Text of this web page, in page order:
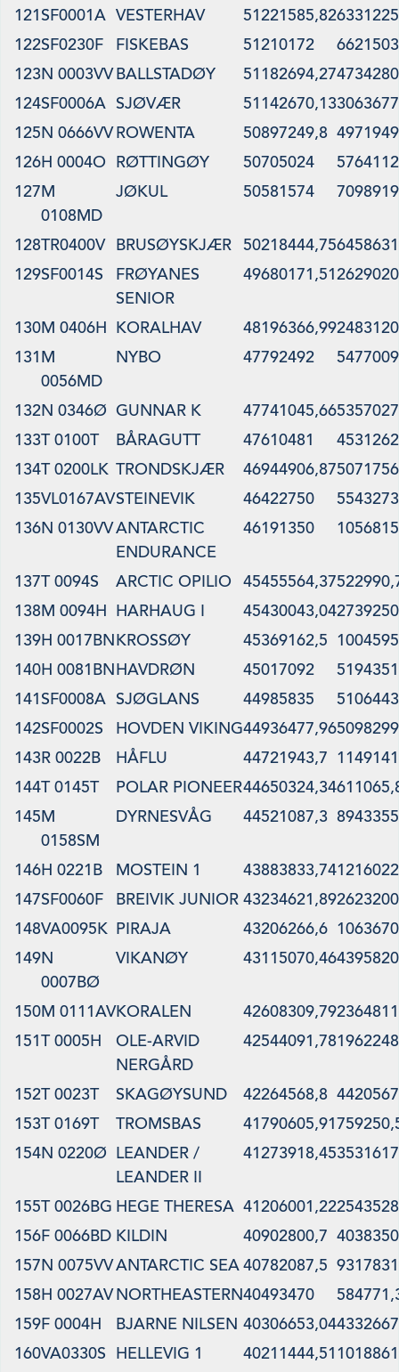
121SF0001A VESTERHAV 51221585,82
122SF0230F FISKEBAS 51210172
6621503
123N 0003VVBALLSTADØY 51182694,27
124SF0006A SJØVÆR 51142670,13
125N 0666VVROWENTA 50897249,8
126H 0004O RØTTINGØY 50705024
5764112
127M
0108MD
JØKUL 50581574 7098919
128TR0400V BRUSØYSKJÆR 50218444,756458631
129SF0014S
FRØYANES
SENIOR
49680171,51
130M 0406H KORALHAV 48196366,99
131M
0056MD
NYBO 47792492 5477009
132N 0346Ø GUNNAR K 47741045,66
133T 0100T BÅRAGUTT 47610481
134T 0200LK TRONDSKJÆR 46944906,87
135VL0167AVSTEINEVIK 46422750
5543273
136N 0130VVANTARCTIC
ENDURANCE
46191350
137T 0094S ARCTIC OPILIO 45455564,37
138M 0094H HARHAUG I 45430043,04
139H 0017BNKROSSØY 45369162,5
140H 0081BNHAVDRØN 45017092
5194351
141SF0008A SJØGLANS 44985835
5106443
142SF0002S HOVDEN VIKING44936477,96
143R 0022B HÅFLU 44721943,7
144T 0145T POLAR PIONEER44650324,34
145M
0158SM
DYRNESVÅG 44521087,3 8943355
146H 0221B MOSTEIN 1 43883833,74
147SF0060F BREIVIK JUNIOR 43234621,89
148VA0095K PIRAJA 43206266,6
149N
0007BØ
VIKANØY 43115070,46
150M 0111AVKORALEN 42608309,79
151T 0005H
OLE-ARVID
NERGÅRD
42544091,78
152T 0023T SKAGØYSUND 42264568,8 4420567
153T 0169T TROMSBAS 41790605,91
154N 0220Ø LEANDER /
LEANDER II
41273918,45
155T 0026BG HEGE THERESA 41206001,22
156F 0066BD KILDIN 40902800,7
157N 0075VVANTARCTIC SEA40782087,5
158H 0027AVNORTHEASTERN40493470
159F 0004H BJARNE NILSEN 40306653,04
160VA0330S HELLEVIG 1 40211444,51